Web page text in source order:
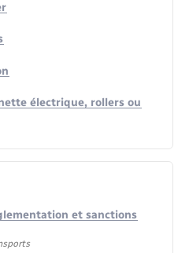
électrique, rollers ou
et sanctions